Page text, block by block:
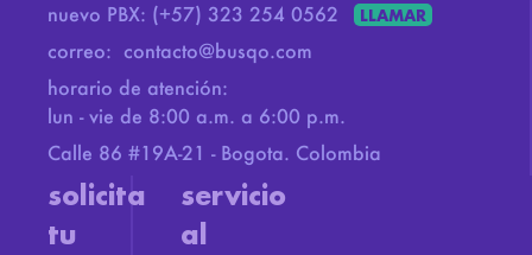
nuevo PBX: (+57) 323 254 0562 LLAMAR
correo: contacto@busqo.com
horario de atención:
lun - vie de 8:00 a.m. a 6:00 p.m.
Calle 86 #19A-21 - Bogota. Colombia
solicita
tu
servicio
al